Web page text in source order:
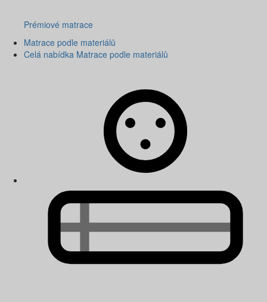
Prémiové matrace
Matrace podle materiálů
Celá nabídka Matrace podle materiálů